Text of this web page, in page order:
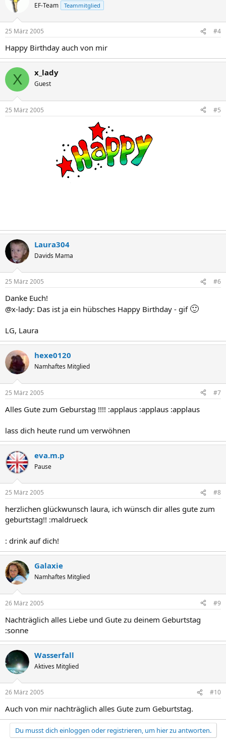
EF-Team Teammitglied
25 März 2005 #4
Happy Birthday auch von mir
X x_lady
Guest
25 März 2005 #5
Laura304
Davids Mama
25 März 2005 #6
Danke Euch!
@x-lady: Das ist ja ein hübsches Happy Birthday - gif 🙂
LG, Laura
hexe0120
Namhaftes Mitglied
25 März 2005 #7
Alles Gute zum Geburstag !!!! :applaus :applaus :applaus
lass dich heute rund um verwöhnen
eva.m.p
Pause
25 März 2005 #8
herzlichen glückwunsch laura, ich wünsch dir alles gute zum
geburtstag!! :maldrueck
: drink auf dich!
Galaxie
Namhaftes Mitglied
26 März 2005 #9
Nachträglich alles Liebe und Gute zu deinem Geburtstag
:sonne
Wasserfall
Aktives Mitglied
26 März 2005 #10
Auch von mir nachträglich alles Gute zum Geburtstag.
Du musst dich einloggen oder registrieren, um hier zu antworten.